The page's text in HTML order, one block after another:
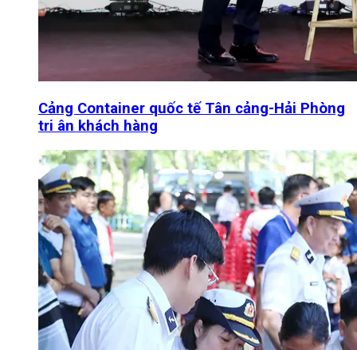
Cảng Container quốc tế Tân cảng-Hải Phòng
tri ân khách hàng